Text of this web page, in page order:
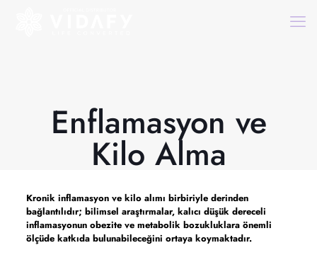
Enflamasyon ve
Kilo Alma
Kronik inflamasyon ve kilo alımı birbiriyle derinden
bağlantılıdır; bilimsel araştırmalar, kalıcı düşük dereceli
inflamasyonun obezite ve metabolik bozukluklara önemli
ölçüde katkıda bulunabileceğini ortaya koymaktadır.